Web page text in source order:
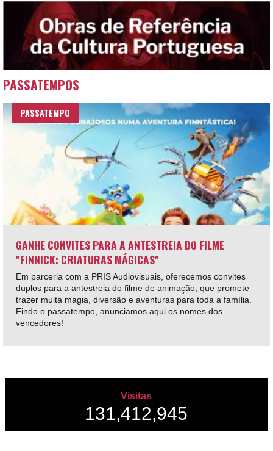
PASSATEMPOS
PASSATEMPO
GANHE CONVITES PARA A ANTESTREIA DO FILME
"FINNICK: CRIATURAS MÁGICAS"
Em parceria com a PRIS Audiovisuais, oferecemos convites
duplos para a antestreia do filme de animação, que promete
trazer muita magia, diversão e aventuras para toda a família.
Findo o passatempo, anunciamos aqui os nomes dos
vencedores!
Visitas
131,412,945